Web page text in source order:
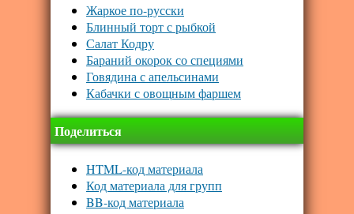
Жаркое по-русски
Блинный торт с рыбкой
Салат Кодру
Бараний окорок со специями
Говядина с апельсинами
Кабачки с овощным фаршем
Поделиться
HTML-код материала
Код материала для групп
BB-код материала